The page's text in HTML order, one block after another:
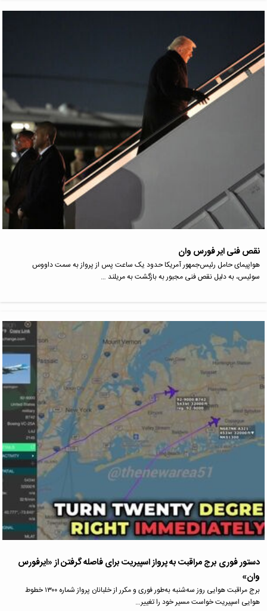
نقص فنی ایر فورس وان
هواپیمای حامل رئیس‌جمهور آمریکا حدود یک ساعت پس از پرواز به سمت داووس
سوئیس، به دلیل نقص فنی مجبور به بازگشت به مریلند …
دستور فوری برج مراقبت به پرواز اسپیریت برای فاصله گرفتن از «ایرفورس
وان»
برج مراقبت هوایی روز سه‌شنبه به‌طور فوری و مکرر از خلبانان پرواز شماره ۱۳۰۰ خطوط
هوایی اسپیریت خواست مسیر خود را تغییر…